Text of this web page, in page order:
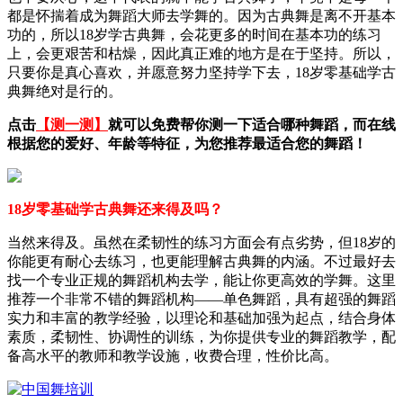
都是怀揣着成为舞蹈大师去学舞的。因为古典舞是离不开基本
功的，所以18岁学古典舞，会花更多的时间在基本功的练习
上，会更艰苦和枯燥，因此真正难的地方是在于坚持。所以，
只要你是真心喜欢，并愿意努力坚持学下去，18岁零基础学古
典舞绝对是行的。
点击 【测一测】 就可以免费帮你测一下适合哪种舞蹈，而在线
根据您的爱好、年龄等特征，为您推荐最适合您的舞蹈！
18岁零基础学古典舞还来得及吗？
当然来得及。虽然在柔韧性的练习方面会有点劣势，但18岁的
你能更有耐心去练习，也更能理解古典舞的内涵。不过最好去
找一个专业正规的舞蹈机构去学，能让你更高效的学舞。这里
推荐一个非常不错的舞蹈机构——单色舞蹈，具有超强的舞蹈
实力和丰富的教学经验，以理论和基础加强为起点，结合身体
素质，柔韧性、协调性的训练，为你提供专业的舞蹈教学，配
备高水平的教师和教学设施，收费合理，性价比高。